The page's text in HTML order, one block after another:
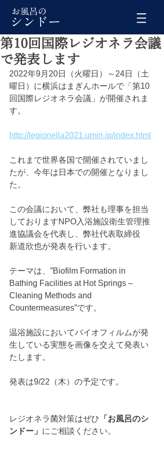
第10回国際レジオネラ会議
で発表します
2022年9月20日（火曜日）～24日（土
曜日）に横浜はまぎんホールで「第10
回国際レジオネラ会議」が開催されま
す。
http://legionella2021.umin.jp/index.html
これまで世界各国で開催されていまし
たが、今年は日本での開催となりまし
た。
この会議において、弊社も理事を担当
しておりますNPO入浴施設衛生管理推
進協議会を代表し、弊社代表取締役
新道欣也が発表を行います。
テーマは、”Biofilm Formation in
Bathing Facilities at Hot Springs –
Cleaning Methods and
Countermeasures”です。
温浴施設においてバイオフィルムが発
生している実態を画像を交えて発表い
たします。
発表は9/22（木）の予定です。
レジオネラ菌対策はぜひ 「お風呂のシ
ンドー」 にご相談ください。